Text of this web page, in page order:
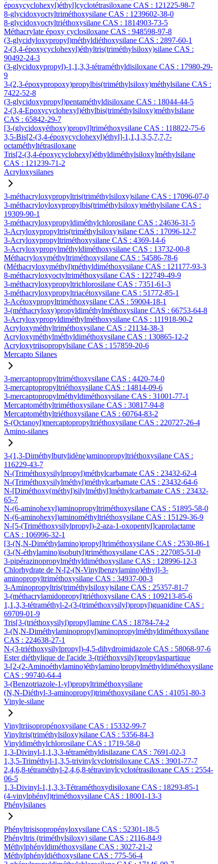
époxycyclohexyl)éthyl]cyclotétrasiloxane CAS : 121225-98-7
8-glycidoxyoctyltriméthoxysilane CAS : 1239602-38-0
8-glycidoxyoctyltriéthoxysilane CAS : 1814903-73-5
Méthacrylate époxy cyclosiloxane CAS : 948598-97-8
(3-glycidyloxypropyl)méthyldiéthoxysilane CAS : 2897-60-1
2-(3,4-époxycyclohexyl)éthyltris(triméthylsiloxy)silane CAS :
90492-24-3
(3-glycidoxypropyl)-1,1,3,3-tétraméthyldisiloxane CAS : 17980-29-
9
3-(2,3-époxypropoxy)propylbis(triméthylsiloxy)méthylsilane CAS :
7422-52-8
(3-glycidoxypropyl)pentaméthyldisiloxane CAS : 18044-44-5
2-(3,4-Epoxycyclohexyl)éthylbis(triméthylsiloxy)méthylsilane
CAS : 65842-29-7
[3-(glycidoxyéthoxy)propyl]triméthoxysilane CAS : 118822-75-6
3,5-Bis[2-(3,4-époxycyclohexyl)éthyl]-1,1,1,3,5,7,7,7-
octaméthyltétrasiloxane
Tris[2-(3,4-époxycyclohexyl)éthyldiméthylsiloxy]méthylsilane
CAS : 121239-71-2
Acryloxysilanes
3-méthacryloxypropyltris(triméthylsiloxy)silane CAS : 17096-07-0
3-méthacryloyloxypropylbis(triméthylsiloxy)méthylsilane CAS :
19309-90-1
3-méthacryloxypropyldiméthylchlorosilane CAS : 24636-31-5
3-Acryloxypropyltris(triméthylsiloxy)silane CAS : 17096-12-7
3-Acryloxypropyltriméthoxysilane CAS : 4369-14-6
3-Acryloxypropylméthyldiméthoxysilane CAS : 13732-00-8
Méthacryloxyméthyltriméthoxysilane CAS : 54586-78-6
(Méthacryloxyméthyl)méthyldiméthoxysilane CAS : 121177-93-3
8-méthacryloxyoctyltriméthoxysilane CAS : 122749-49-9
3-méthacryloxypropyltrichlorosilane CAS : 7351-61-3
3-méthacryloxypropyltriacétoxysilane CAS : 51772-85-1
3-Acétoxypropyltriméthoxysilane CAS : 59004-18-1
3-(méthacryloxy)propyldiméthylméthoxysilane CAS : 66753-64-8
3-Acryloxypropyldiméthylméthoxysilane CAS : 111918-90-2
Acryloxyméthyltriméthoxysilane CAS : 21134-38-3
Acryloxyméthylméthyldiméthoxysilane CAS : 130865-12-2
Acryloxytriisopropylsilane CAS : 157859-20-6
Mercapto Silanes
3-mercaptopropyltriméthoxysilane CAS : 4420-74-0
3-mercaptopropyltriéthoxysilane CAS : 14814-09-6
3-mercaptopropylméthyldiméthoxysilane CAS : 31001-77-1
Mercaptométhyltriméthoxysilane CAS : 30817-94-8
Mercaptométhyltriéthoxysilane CAS : 60764-83-2
S-(Octanoyl)mercaptopropyltriéthoxysilane CAS : 220727-26-4
Amino-silanes
3-(1,3-Diméthylbutylidène)aminopropyltriéthoxysilane CAS :
116229-43-7
N-(Triméthoxysilylpropyl)méthylcarbamate CAS : 23432-62-4
N-(Triméthoxysilylméthyl)méthylcarbamate CAS : 23432-64-6
N-[Diméthoxy(méthyl)silylméthyl]méthylcarbamate CAS : 23432-
65-7
N-(6-aminohexyl)aminopropyltriméthoxysilane CAS : 51895-58-0
N-(6-aminohexyl)aminométhyltriéthoxysilane CAS : 15129-36-9
N-[5-(Triméthoxysilylpropyl)-2-aza-1-oxopentyl]caprolactame
CAS : 106996-32-1
[3-(N,N-Diméthylamino)propyl]triméthoxysilane CAS : 2530-86-1
(3-(N-éthylamino)isobutyl)triméthoxysilane CAS : 227085-51-0
3-pipérazinopropylméthyldiméthoxysilane CAS : 128996-12-3
Chlorhydrate de N-[2-(N-Vinylbenzylamino)éthyl]-3-
aminopropyltriméthoxysilane CAS : 34937-00-3
3-Aminopropyltris(triméthylsiloxy)silane CAS : 25357-81-7
3-(méthacrylamidopropyl)triéthoxysilane CAS : 109213-85-6
1,1,3,3-tétraméthyl-2-(3-(triméthoxysilyl)propyl)guanidine CAS :
69709-01-9
Tris[3-(triéthoxysilyl)propyl]amine CAS : 18784-74-2
3-(N,N-Diméthylaminopropyl)aminopropylméthyldiméthoxysilane
CAS : 224638-27-1
N-(3-triéthoxysilylpropyl)-4,5-dihydroimidazole CAS : 58068-97-6
Ester diéthylique de l'acide 3-(triéthoxysilyl)propylaspartique
3-[2-(2-Aminoéthylamino)éthylamino]propylméthyldiméthoxysilane
CAS : 99740-64-4
3-(Benzotriazole-1-yl)propyltriméthoxysilane
(N,N-Diéthyl-3-aminopropyl)triméthoxysilane CAS : 41051-80-3
Vinyle-silane
Vinyltriisopropénoxysilane CAS : 15332-99-7
Vinyltris(triméthylsiloxy)silane CAS : 5356-84-3
Vinyldiméthylchlorosilane CAS : 1719-58-0
1,3-Divinyl-1,1,3,3-tétraméthyldisilazane CAS : 7691-02-3
1,3,5-Triméthyl-1,3,5-trivinylcyclotrisiloxane CAS : 3901-77-7
2,4,6,8-tétraméthyl-2,4,6,8-tétravinylcyclotétrasiloxane CAS : 2554-
06-5
1,3-Divinyl-1,1,3,3-Tétraméthoxydisiloxane CAS : 18293-85-1
(4-vinylphényl)triméthoxysilane CAS : 18001-13-3
Phénylsilanes
Phényltrisisopropényloxysilane CAS : 52301-18-5
Phényltris (triméthylsiloxy) silane CAS : 2116-84-9
Méthylphényldiméthoxysilane CAS : 3027-21-2
Méthylphényldiéthoxysilane CAS : 775-56-4